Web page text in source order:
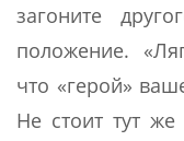
загоните
положение.
что «герой»
Не стоит тут же